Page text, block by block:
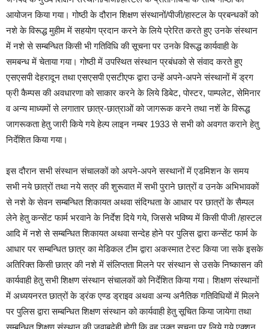
आयोजन किया गया। गोष्ठी के दौरान शिक्षण संस्थानों/पीजी/हास्टल के प्रबन्धकों को
नशे के विरूद्ध मुहीम में सहयोग प्रदान करने के लिये प्रेरित करते हुए उनके संस्थान
में नशे से सम्बन्धित किसी भी गतिविधि की सूचना पर उनके विरूद्ध कार्यवाही के
समबन्ध में चेताया गया। गोष्ठी में उपस्थित संस्थान प्रबंधको से संवाद करते हुए
एसएसपी देहरादून तथा एसएसपी एसटीएफ द्वारा उन्हें अपने-अपने संस्थानों में ड्रग
फ्री कैम्पस की अवधारणा को साकार करने के लिये डिबेट, पोस्टर, पाम्पलेट, सेमिनार
व अन्य माध्यमों से लगातार छात्र-छात्राओं को जागरूक करने तथा नशें के विरूद्ध
जागरूकता हेतु जारी किये गये हेल्प लाइन नम्बर 1933 से सभी को अवगत कराने हेतु
निर्देशित किया गया।
इस दौरान सभी संस्थान संचालकों को अपने-अपने सस्थानों में एडमिशन के समय
सभी नये छात्रों तथा नये सत्र की शुरूवात में सभी पुराने छात्रों व उनके अभिभावकों
से नशे के सेवन सम्बन्धित शिकायत अथवा संदिग्धता के आधार पर छात्रों के सैम्पल
लेने हेतु कन्सेंट फार्म भरवाने के निर्देश दिये गये, जिससे भविष्य में किसी पीजी /हास्टल
आदि में नशे से सम्बन्धित शिकायत अथवा सन्देह होने पर पुलिस द्वारा कन्सेंट फार्म के
आधार पर सम्बन्धित छात्र का मेडिकल टीम द्वारा अकस्मात टेस्ट किया जा सके इसके
अतिरिक्त किसी छात्र की नशे में संलिप्तता मिलने पर संस्थान से उसके निष्कासन की
कार्यवाही हेतु सभी शिक्षण संस्थान संचालकों को निर्देशित किया गया। शिक्षण संस्थानों
में अध्ययनरत छात्रों के ड्रंक एण्ड ड्राइव अथवा अन्य अनैतिक गतिविधियों में मिलने
पर पुलिस द्वारा सम्बन्धित शिक्षण संस्थान को कार्यवाही हेतु सूचित किया जायेगा तथा
सम्बन्धित शिक्षण संस्थान की जवाबदेही होगी कि वह उक्त सूचना पर लिये गये एक्शन